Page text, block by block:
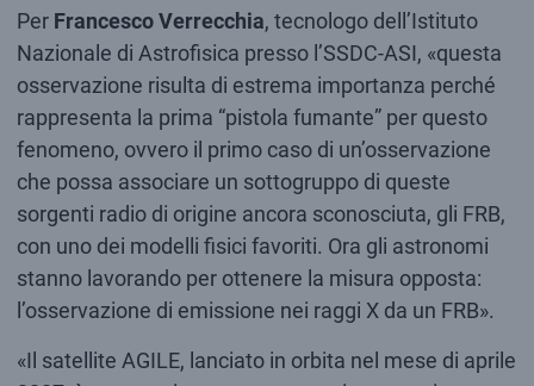
Per Francesco Verrecchia, tecnologo dell’Istituto
Nazionale di Astrofisica presso l’SSDC-ASI, «questa
osservazione risulta di estrema importanza perché
rappresenta la prima “pistola fumante” per questo
fenomeno, ovvero il primo caso di un’osservazione
che possa associare un sottogruppo di queste
sorgenti radio di origine ancora sconosciuta, gli FRB,
con uno dei modelli fisici favoriti. Ora gli astronomi
stanno lavorando per ottenere la misura opposta:
l’osservazione di emissione nei raggi X da un FRB».
«Il satellite AGILE, lanciato in orbita nel mese di aprile